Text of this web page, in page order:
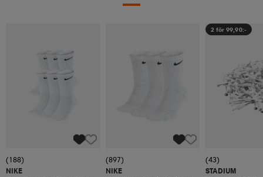
(188)
NIKE
(897)
NIKE
2 för 99,90:-
(43)
STADIUM